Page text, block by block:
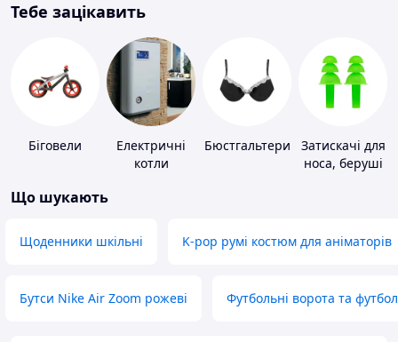
Тебе зацікавить
Біговели
Електричні
котли
Бюстгальтери
Затискачі для
носа, беруші
Що шукають
Щоденники шкільні K-pop румі костюм для аніматорів
Бутси Nike Air Zoom рожеві Футбольні ворота та